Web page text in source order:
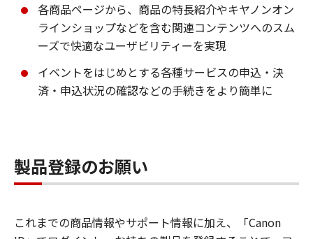
各商品ページから、商品の特長紹介やキヤノンオン
ラインショップなどを含む関連コンテンツへのスム
ーズで快適なユーザビリティーを実現
イベントをはじめとする各種サービスの申込・決
済・申込状況の確認などの手続きをより簡単に
製品登録のお願い
これまでの商品情報やサポート情報に加え、「Canon